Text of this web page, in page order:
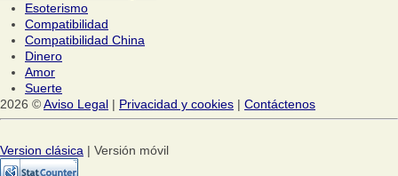
Esoterismo
Compatibilidad
Compatibilidad China
Dinero
Amor
Suerte
2026 ©Aviso Legal | Privacidad y cookies | Contáctenos
Version clásica | Versión móvil